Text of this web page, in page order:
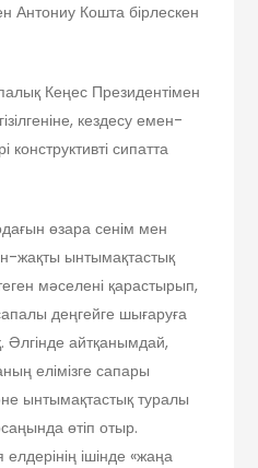
Кошта бірлескен
Кеңес Президентімен
кездесу емен-
сипатта
өзара сенім мен
жақты ынтымақтастық
мәселені қарастырып,
сапалы деңгейге шығаруға
Әлгінде айтқанымдай,
елімізге сапары
ынтымақтастық туралы
өтіп отыр.
ішінде «жаңа